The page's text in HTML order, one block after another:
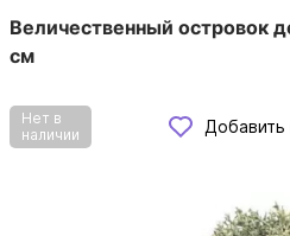
Величественный островок
см
Нет в
наличии
Добавить